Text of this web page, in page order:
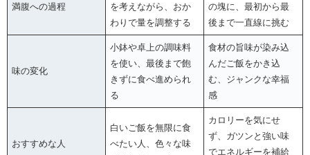
満腹への過程
を考えながら、おか
わりで量を調整する
の塊に、最初から最
後まで一直線に挑む
味の変化
小鉢や卓上の調味料
を使い、最後まで飽
きずに食べ進められ
る
食材の旨味が染み込
んだご飯をかき込
む、ジャンクな幸福
感
おすすめな人
白いご飯を無限に食
べたい人、色々な味
カロリーを気にせ
ず、ガツンと強い味
でエネルギーを補給